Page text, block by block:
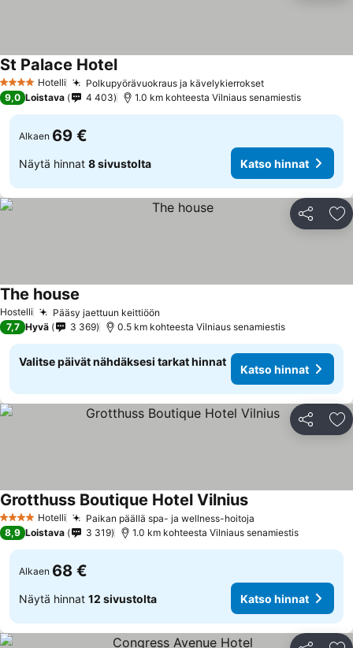
4 Tähtiluokitus
Hotelli Polkupyörävuokraus ja kävelykierroksetKatso hinnat
St Palace HotelKatso hinnat
9,0 Loistava 4 403 1.0 km kohteesta Vilniaus senamiestis
Alkaen 69 €
Näytä hinnat 8 sivustolta Katso hinnat
Jaa
Hostelli Pääsy jaettuun keittiöön
The house
7,7 Hyvä 3 369 0.5 km kohteesta Vilniaus senamiestis
Valitse päivät nähdäksesi tarkat hinnat
Katso hinnat
Jaa
4 Tähtiluokitus
Hotelli Paikan päällä spa- ja wellness-hoitoja
Grotthuss Boutique Hotel VilniusKatso hinnat
8,9 Loistava 3 319 1.0 km kohteesta Vilniaus senamiestis
Alkaen 68 €
Näytä hinnat 12 sivustolta Katso hinnat